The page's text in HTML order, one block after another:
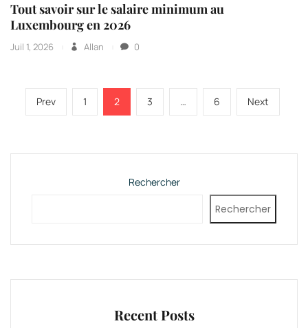
Tout savoir sur le salaire minimum au
Luxembourg en 2026
Juil 1, 2026 Allan 0
Pagination
des
PrevPrevious
page
Page
1 Page
2 Page
3 … Page
6 NextNext
page
Rechercher
Rechercher
Recent Posts